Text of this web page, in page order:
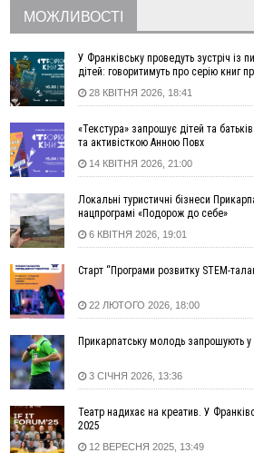
12:00
Франківця, який у Косові викрав за
тисяч гривень у валюті, засудили до
11:50
Податкова передасть в Міноборони
чоловіків 18–60 років
11:20
Водійка, яку на Сухомлинського
10:45
У Франківську, Коломиї, Долині та
10:02
Змушував надсилати інтимні фото:
затримали підозрюваного у
09:22
АМКУ розпочав справу проти
через різні ставки земельного
до кінця п'ятниці
08:45
Нафтогазову площу на межі
повторно виставили на аукціон за
06 Серпня
18:46 ФОТО У Польщі невідомі скоїли
берегової охорони фсб у Керчі
17:17
ВІДЕО
МОЖЛИВОСТІ
У Франківську проведуть зустріч
дітей: говоритимуть про серію книг
28 КВІТНЯ 2026, 18:41
«Текстура» запрошує дітей та
та активісткою Анною Повх
14 КВІТНЯ 2026, 21:00
Локальні туристичні бізнеси
нацпрограмі «Подорож до себе»
6 КВІТНЯ 2026, 19:01
Старт “Програми розвитку STEM-
22 ЛЮТОГО 2026, 18:00
Прикарпатську молодь запрошують у
3 СІЧНЯ 2026, 13:36
Театр надихає на креатив. У
2025
12 ВЕРЕСНЯ 2025, 13:49